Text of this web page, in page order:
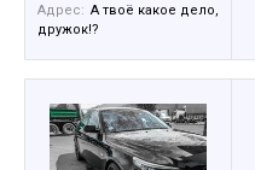
Адрес: А твоё какое дело,
дружок!?